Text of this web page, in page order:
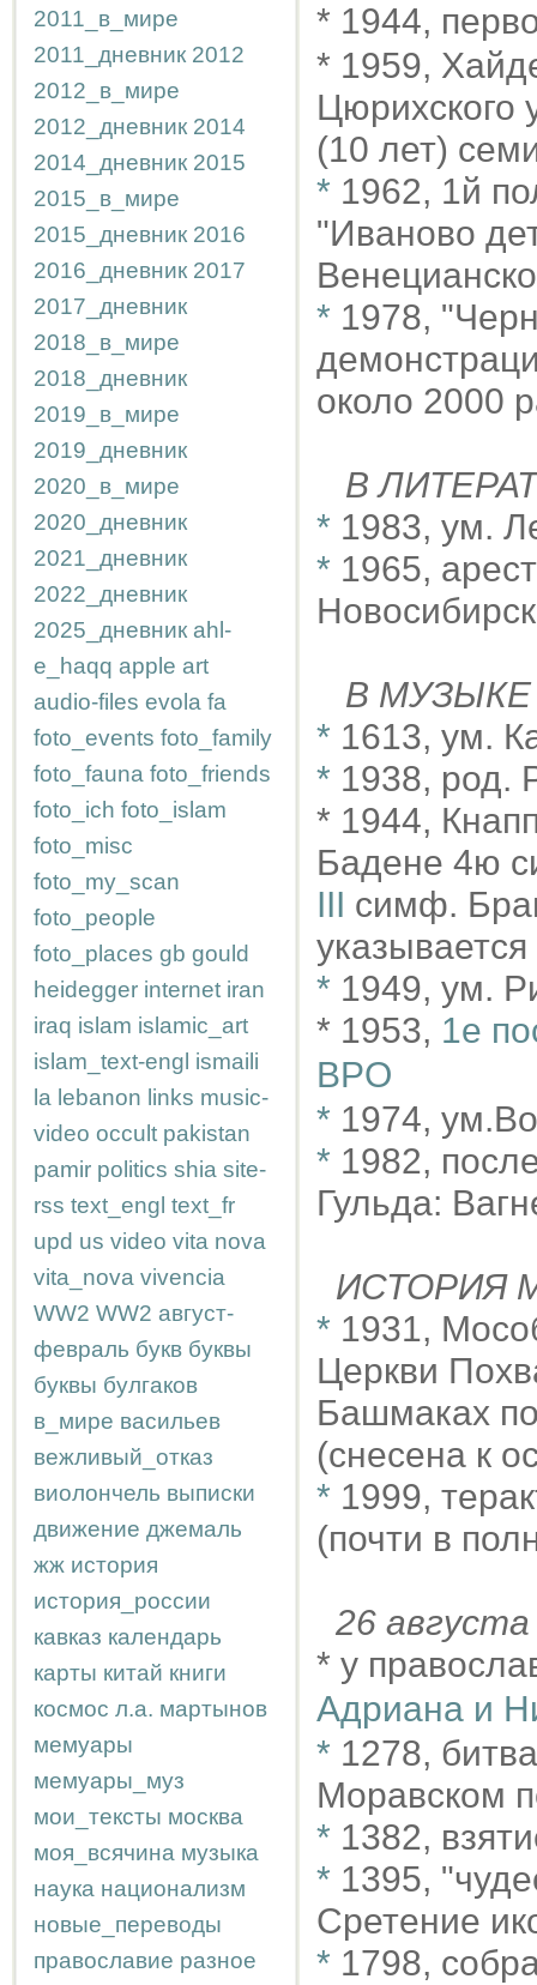
2011_в_мире
2011_дневник 2012
2012_в_мире
2012_дневник 2014
2014_дневник 2015
2015_в_мире
2015_дневник 2016
2016_дневник 2017
2017_дневник
2018_в_мире
2018_дневник
2019_в_мире
2019_дневник
2020_в_мире
2020_дневник
2021_дневник
2022_дневник
2025_дневник ahl-
e_haqq apple art
audio-files evola fa
foto_events foto_family
foto_fauna foto_friends
foto_ich foto_islam
foto_misc
foto_my_scan
foto_people
foto_places gb gould
heidegger internet iran
iraq islam islamic_art
islam_text-engl ismaili
la lebanon links music-
video occult pakistan
pamir politics shia site-
rss text_engl text_fr
upd us video vita nova
vita_nova vivencia
WW2 WW2 август-
февраль букв буквы
буквы булгаков
в_мире васильев
вежливый_отказ
виолончель выписки
движение джемаль
жж история
история_россии
кавказ календарь
карты китай книги
космос л.а. мартынов
мемуары
мемуары_муз
мои_тексты москва
моя_всячина музыка
наука национализм
новые_переводы
православие разное
* 1944,
* 1959,
Цюрихского
(10 лет)
* 1962, 1й
"Иваново
* 1978,
около 2000
В
* 1983, ум.
* 1965,
В МУЗЫКЕ
* 1613, ум.
* 1938, род.
* 1944,
Бадене 4ю
III симф.
* 1949, ум.
* 1953, 1е
BPO
* 1974,
* 1982,
Гульда:
ИСТОРИЯ
* 1931,
Церкви
Башмаках
(снесена к
* 1999,
(почти в
26
* у
Адриана и
* 1278,
Моравском
* 1382,
* 1395,
Сретение
* 1798,